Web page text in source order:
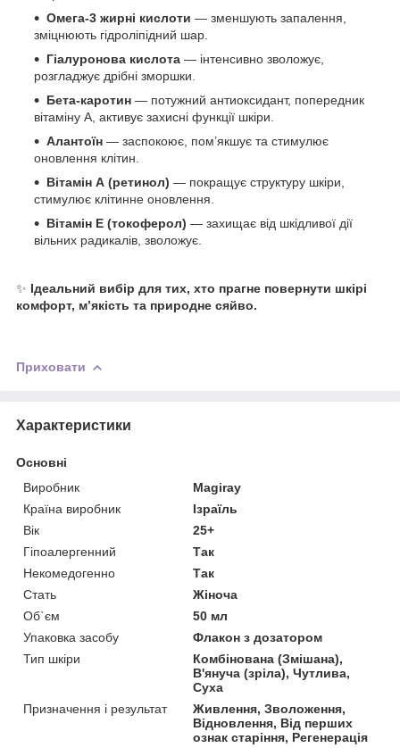
Омега-3 жирні кислоти — зменшують запалення,
зміцнюють гідроліпідний шар.
Гіалуронова кислота — інтенсивно зволожує,
розгладжує дрібні зморшки.
Бета-каротин — потужний антиоксидант, попередник
вітаміну А, активує захисні функції шкіри.
Алантоїн — заспокоює, пом’якшує та стимулює
оновлення клітин.
Вітамін А (ретинол) — покращує структуру шкіри,
стимулює клітинне оновлення.
Вітамін Е (токоферол) — захищає від шкідливої дії
вільних радикалів, зволожує.
✨ Ідеальний вибір для тих, хто прагне повернути шкірі
комфорт, м’якість та природне сяйво.
Приховати
Характеристики
Основні
Виробник
Magiray
Країна виробник
Ізраїль
Вік
25+
Гіпоалергенний
Так
Некомедогенно
Так
Стать
Жіноча
Об`єм
50 мл
Упаковка засобу
Флакон з дозатором
Тип шкіри
Комбінована (Змішана),
В'януча (зріла), Чутлива,
Суха
Призначення і результат
Живлення, Зволоження,
Відновлення, Від перших
ознак старіння, Регенерація